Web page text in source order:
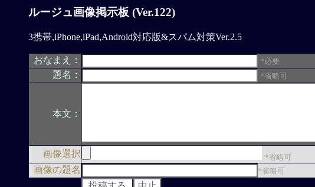
ルージュ画像掲示板 (Ver.122)
3携帯,iPhone,iPad,Android対応版&スパム対策Ver.2.5
おなまえ： *必要
題名： *省略可
本文：
画像選択 *省略可
画像の題名 *省略可